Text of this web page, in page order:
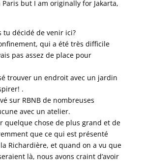
Paris but I am originally for Jakarta,
tu décidé de venir ici?
qui a été très difficile
pas assez de place pour
trouver un endroit avec un jardin
.
sur RBNB de nombreuses
avec un atelier.
quelque chose de plus grand et de
que ce qui est présenté
Richardière, et quand on a vu que
là, nous avons craint d’avoir